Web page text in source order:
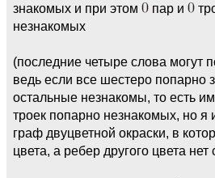
знакомых и при этом
пар и
незнакомых
(последние четыре слова могут
ведь если все шестеро попарно
остальные незнакомы, то есть
троек попарно незнакомых, но
граф двуцветной окраски, в
цвета, а ребер другого цвета нет